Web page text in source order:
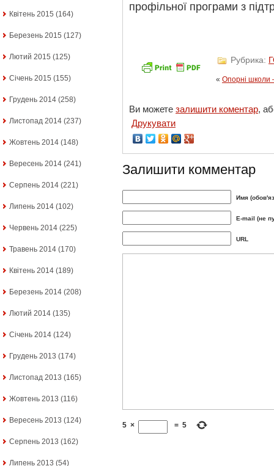
Квітень 2015 (164)
Березень 2015 (127)
Лютий 2015 (125)
Січень 2015 (155)
Грудень 2014 (258)
Листопад 2014 (237)
Жовтень 2014 (148)
Вересень 2014 (241)
Серпень 2014 (221)
Липень 2014 (102)
Червень 2014 (225)
Травень 2014 (170)
Квітень 2014 (189)
Березень 2014 (208)
Лютий 2014 (135)
Січень 2014 (124)
Грудень 2013 (174)
Листопад 2013 (165)
Жовтень 2013 (116)
Вересень 2013 (124)
Серпень 2013 (162)
Липень 2013 (54)
профільної програми з
Рубрика:
« Опорні школи
Ви можете залишити коментар,
Друкувати
Залишити комментар
Имя
E-mail (не
URL
5 × = 5